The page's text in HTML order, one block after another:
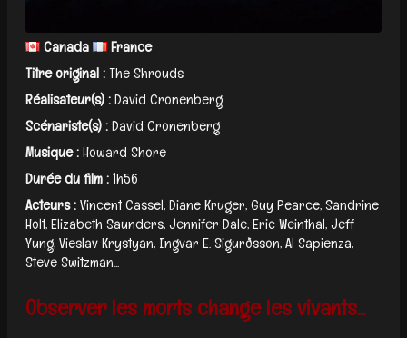
Canada
France
Titre original :The Shrouds
Réalisateur(s) :David Cronenberg
Scénariste(s) :David Cronenberg
Musique :Howard Shore
Durée du film :1h56
Acteurs :Vincent Cassel, Diane Kruger, Guy Pearce, Sandrine
Holt, Elizabeth Saunders, Jennifer Dale, Eric Weinthal, Jeff
Yung, Vieslav Krystyan, Ingvar E. Sigurðsson, Al Sapienza,
Steve Switzman...
Observer les morts change les vivants...